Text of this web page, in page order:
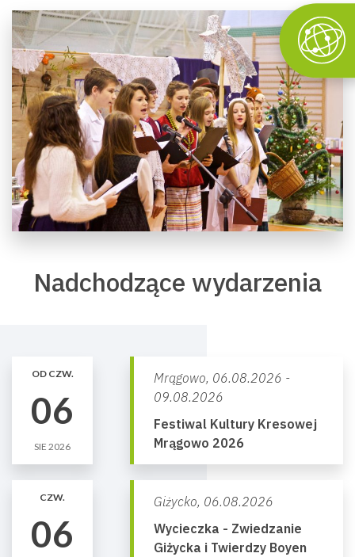
Nadchodzące wydarzenia
OD CZW.
06
SIE 2026
Mrągowo, 06.08.2026 -
09.08.2026
Festiwal Kultury Kresowej
Mrągowo 2026
CZW.
06
Giżycko, 06.08.2026
Wycieczka - Zwiedzanie
Giżycka i Twierdzy Boyen